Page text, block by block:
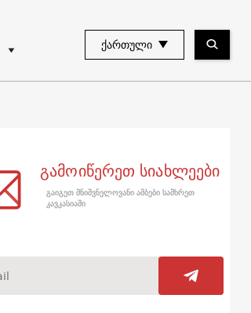
ᲥᲐᲠᲗᲣᲚᲘ
გამოიწერეთ სიახლეები
გაიგეთ მნიშვნელოვანი ამბები სამხრეთ
კავკასიაში